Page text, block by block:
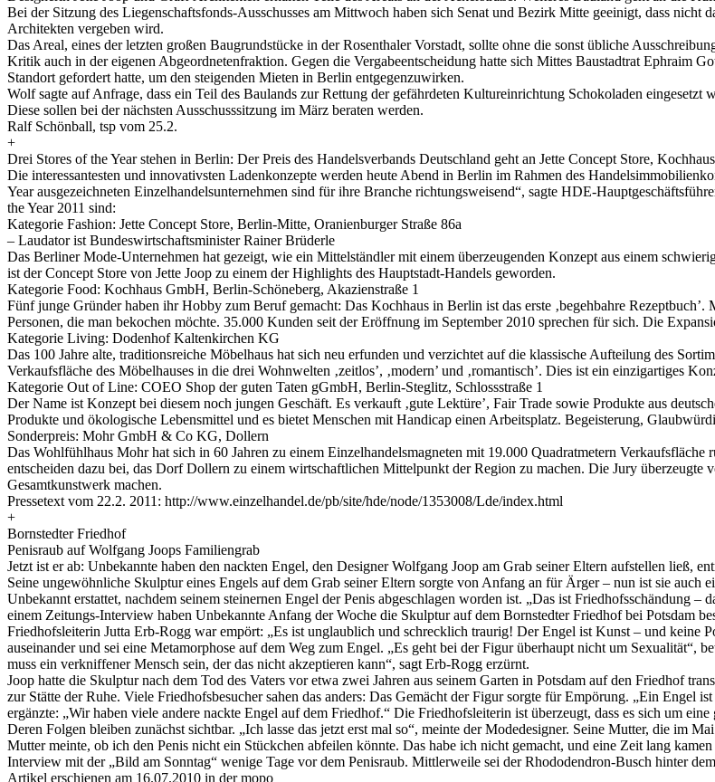
Bei der Sitzung des Liegenschaftsfonds-Ausschusses am Mittwoch haben sich Senat und Bezirk Mitte geeinigt, dass nicht
Architekten vergeben wird.
Das Areal, eines der letzten großen Baugrundstücke in der Rosenthaler Vorstadt, sollte ohne die sonst übliche
Kritik auch in der eigenen Abgeordnetenfraktion. Gegen die Vergabeentscheidung hatte sich Mittes Baustadtrat Ephraim
Standort gefordert hatte, um den steigenden Mieten in Berlin entgegenzuwirken.
Wolf sagte auf Anfrage, dass ein Teil des Baulands zur Rettung der gefährdeten Kultureinrichtung Schokoladen
Diese sollen bei der nächsten Ausschusssitzung im März beraten werden.
Ralf Schönball, tsp vom 25.2.
+
Drei Stores of the Year stehen in Berlin: Der Preis des Handelsverbands Deutschland geht an Jette Concept Store,
Die interessantesten und innovativsten Ladenkonzepte werden heute Abend in Berlin im Rahmen des
Year ausgezeichneten Einzelhandelsunternehmen sind für ihre Branche richtungsweisend“, sagte HDE-
the Year 2011 sind:
Kategorie Fashion: Jette Concept Store, Berlin-Mitte, Oranienburger Straße 86a
– Laudator ist Bundeswirtschaftsminister Rainer Brüderle
Das Berliner Mode-Unternehmen hat gezeigt, wie ein Mittelständler mit einem überzeugenden Konzept aus einem
ist der Concept Store von Jette Joop zu einem der Highlights des Hauptstadt-Handels geworden.
Kategorie Food: Kochhaus GmbH, Berlin-Schöneberg, Akazienstraße 1
Fünf junge Gründer haben ihr Hobby zum Beruf gemacht: Das Kochhaus in Berlin ist das erste ‚begehbahre
Personen, die man bekochen möchte. 35.000 Kunden seit der Eröffnung im September 2010 sprechen für sich. Die
Kategorie Living: Dodenhof Kaltenkirchen KG
Das 100 Jahre alte, traditionsreiche Möbelhaus hat sich neu erfunden und verzichtet auf die klassische Aufteilung des
Verkaufsfläche des Möbelhauses in die drei Wohnwelten ‚zeitlos’, ‚modern’ und ‚romantisch’. Dies ist ein einzigartiges
Kategorie Out of Line: COEO Shop der guten Taten gGmbH, Berlin-Steglitz, Schlossstraße 1
Der Name ist Konzept bei diesem noch jungen Geschäft. Es verkauft ‚gute Lektüre’, Fair Trade sowie Produkte aus
Produkte und ökologische Lebensmittel und es bietet Menschen mit Handicap einen Arbeitsplatz. Begeisterung,
Sonderpreis: Mohr GmbH & Co KG, Dollern
Das Wohlfühlhaus Mohr hat sich in 60 Jahren zu einem Einzelhandelsmagneten mit 19.000 Quadratmetern
entscheiden dazu bei, das Dorf Dollern zu einem wirtschaftlichen Mittelpunkt der Region zu machen. Die Jury
Gesamtkunstwerk machen.
Pressetext vom 22.2. 2011: http://www.einzelhandel.de/pb/site/hde/node/1353008/Lde/index.html
+
Bornstedter Friedhof
Penisraub auf Wolfgang Joops Familiengrab
Jetzt ist er ab: Unbekannte haben den nackten Engel, den Designer Wolfgang Joop am Grab seiner Eltern aufstellen ließ,
Seine ungewöhnliche Skulptur eines Engels auf dem Grab seiner Eltern sorgte von Anfang an für Ärger – nun ist sie
Unbekannt erstattet, nachdem seinem steinernen Engel der Penis abgeschlagen worden ist. „Das ist Friedhofsschändung
einem Zeitungs-Interview haben Unbekannte Anfang der Woche die Skulptur auf dem Bornstedter Friedhof bei Potsdam
Friedhofsleiterin Jutta Erb-Rogg war empört: „Es ist unglaublich und schrecklich traurig! Der Engel ist Kunst – und keine
auseinander und sei eine Metamorphose auf dem Weg zum Engel. „Es geht bei der Figur überhaupt nicht um Sexualität“,
muss ein verkniffener Mensch sein, der das nicht akzeptieren kann“, sagt Erb-Rogg erzürnt.
Joop hatte die Skulptur nach dem Tod des Vaters vor etwa zwei Jahren aus seinem Garten in Potsdam auf den Friedhof
zur Stätte der Ruhe. Viele Friedhofsbesucher sahen das anders: Das Gemächt der Figur sorgte für Empörung. „Ein Engel
ergänzte: „Wir haben viele andere nackte Engel auf dem Friedhof.“ Die Friedhofsleiterin ist überzeugt, dass es sich um
Deren Folgen bleiben zunächst sichtbar. „Ich lasse das jetzt erst mal so“, meinte der Modedesigner. Seine Mutter, die im
Mutter meinte, ob ich den Penis nicht ein Stückchen abfeilen könnte. Das habe ich nicht gemacht, und eine Zeit lang
Interview mit der „Bild am Sonntag“ wenige Tage vor dem Penisraub. Mittlerweile sei der Rhododendron-Busch hinter
Artikel erschienen am 16.07.2010 in der mopo